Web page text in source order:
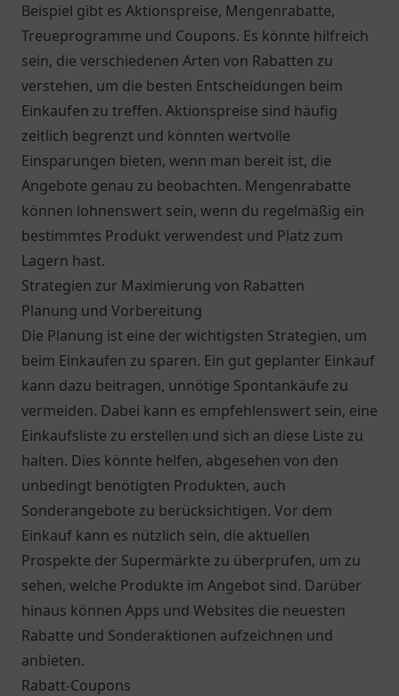
Beispiel gibt es Aktionspreise, Mengenrabatte,
Treueprogramme und Coupons. Es könnte hilfreich
sein, die verschiedenen Arten von Rabatten zu
verstehen, um die besten Entscheidungen beim
Einkaufen zu treffen. Aktionspreise sind häufig
zeitlich begrenzt und könnten wertvolle
Einsparungen bieten, wenn man bereit ist, die
Angebote genau zu beobachten. Mengenrabatte
können lohnenswert sein, wenn du regelmäßig ein
bestimmtes Produkt verwendest und Platz zum
Lagern hast.
Strategien zur Maximierung von Rabatten
Planung und Vorbereitung
Die Planung ist eine der wichtigsten Strategien, um
beim Einkaufen zu sparen. Ein gut geplanter Einkauf
kann dazu beitragen, unnötige Spontankäufe zu
vermeiden. Dabei kann es empfehlenswert sein, eine
Einkaufsliste zu erstellen und sich an diese Liste zu
halten. Dies könnte helfen, abgesehen von den
unbedingt benötigten Produkten, auch
Sonderangebote zu berücksichtigen. Vor dem
Einkauf kann es nützlich sein, die aktuellen
Prospekte der Supermärkte zu überprüfen, um zu
sehen, welche Produkte im Angebot sind. Darüber
hinaus können Apps und Websites die neuesten
Rabatte und Sonderaktionen aufzeichnen und
anbieten.
Rabatt-Coupons